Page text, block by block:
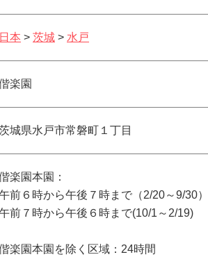
日本 > 茨城 > 水戸
楽園
城県水戸市常磐町１丁目
楽園本園：
前６時から午後７時まで（2/20～9/30）
前７時から午後６時まで(10/1～2/19)
楽園本園を除く区域：24時間